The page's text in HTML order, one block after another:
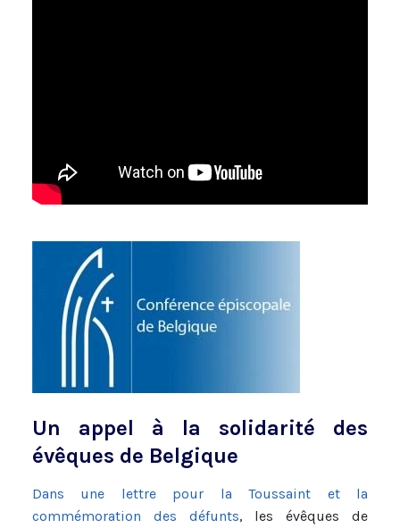
Un appel à la solidarité des
évêques de Belgique
Dans une lettre pour la Toussaint et la
commémoration des défunts, les évêques de